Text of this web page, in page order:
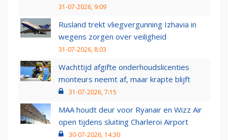
31-07-2026, 9:09
Rusland trekt vliegvergunning Izhavia in
wegens zorgen over veiligheid
31-07-2026, 8:03
Wachttijd afgifte onderhoudslicenties
monteurs neemt af, maar krapte blijft
31-07-2026, 7:15
MAA houdt deur voor Ryanair en Wizz Air
open tijdens sluiting Charleroi Airport
30-07-2026, 14:30